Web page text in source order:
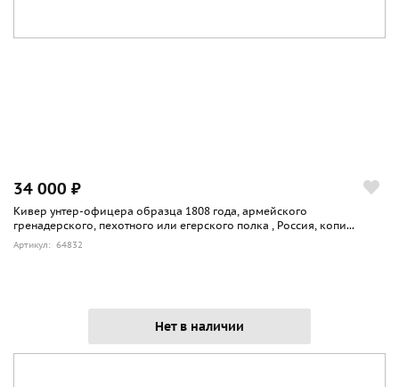
34 000 ₽
Кивер унтер-офицера образца 1808 года, армейского
гренадерского, пехотного или егерского полка , Россия, копи...
Артикул: 64832
Нет в наличии